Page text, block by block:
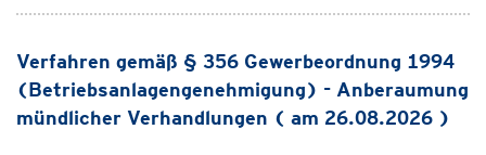
Verfahren gemäß § 356 Gewerbeordnung 1994
(Betriebsanlagengenehmigung) - Anberaumung
mündlicher Verhandlungen ( am 26.08.2026 )